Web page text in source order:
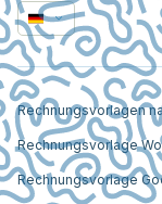
Rechnungsvorlagen
Rechnungsvorlage
Rechnungsvorlage